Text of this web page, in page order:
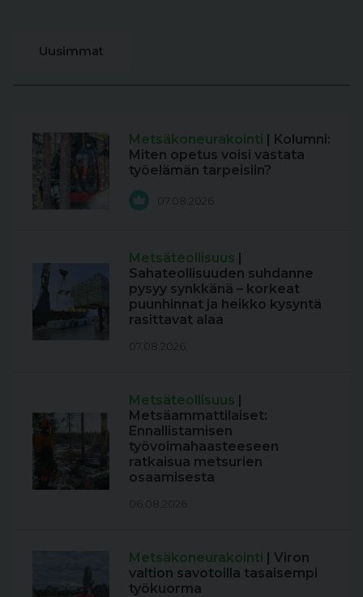
Uusimmat
Metsäkoneurakointi | Kolumni:
Miten opetus voisi vastata
työelämän tarpeisiin?
07.08.2026
Metsäteollisuus |
Sahateollisuuden suhdanne
pysyy synkkänä – korkeat
puunhinnat ja heikko kysyntä
rasittavat alaa
07.08.2026
Metsäteollisuus |
Metsäammattilaiset:
Ennallistamisen
työvoimahaasteeseen
ratkaisua metsurien
osaamisesta
06.08.2026
Metsäkoneurakointi | Viron
valtion savotoilla tasaisempi
työkuorma